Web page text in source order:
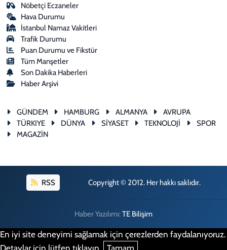
Nöbetçi Eczaneler
Hava Durumu
İstanbul Namaz Vakitleri
Trafik Durumu
Puan Durumu ve Fikstür
Tüm Manşetler
Son Dakika Haberleri
Haber Arşivi
GÜNDEM HAMBURG ALMANYA
AVRUPA
TÜRKIYE
DÜNYA SİYASET TEKNOLOJİ
SPOR
MAGAZİN
RSS Copyright © 2012. Her hakkı saklıdır.
Haber Yazılımı:TE Bilişim
En iyi site deneyimi sağlamak için çerezlerden faydalanıyoruz.